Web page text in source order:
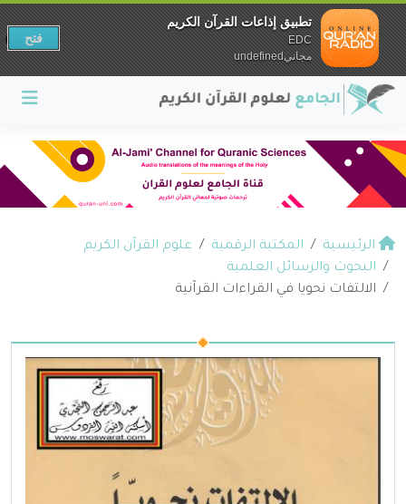
الرئيسية المكتبة الرقمية
علوم القرآن الكريم
البحوث والرسائل العلمية
الالتفات نحويا في القراءات القرآنية
تطبيق إذاعات القرآن الكريم
EDC
مجانيundefined
فتح